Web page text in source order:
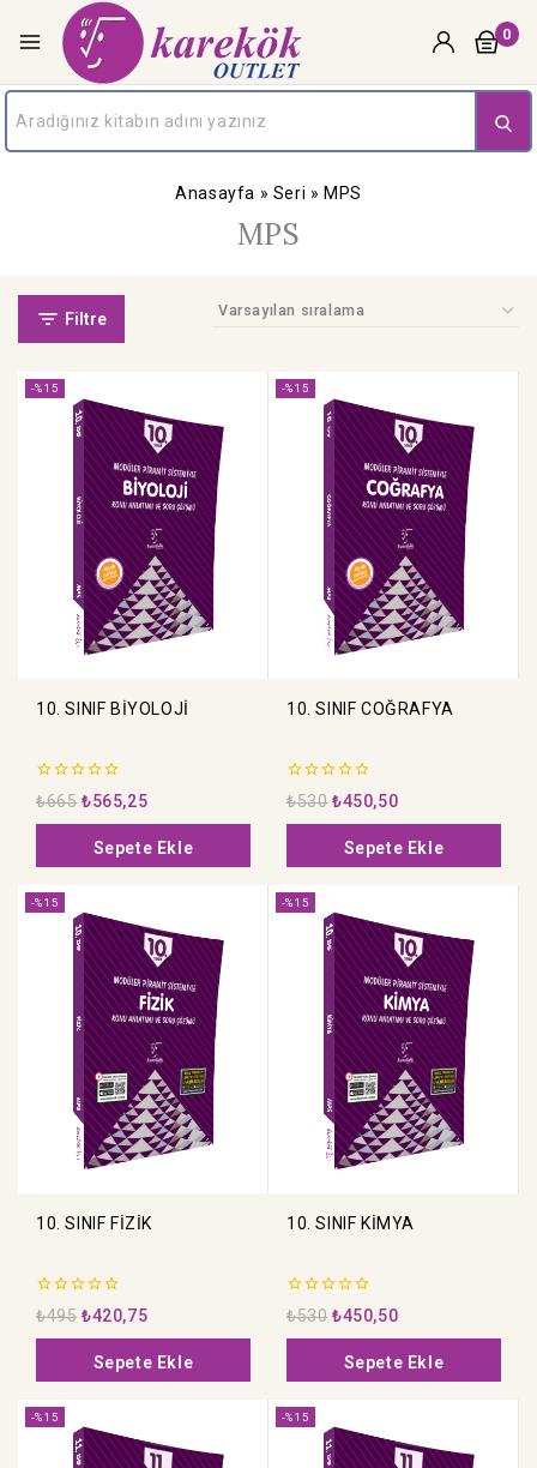
0
Anasayfa » Seri » MPS
MPS
Filtre
-%15
10. SINIF BİYOLOJİ
0
5
üzerinden
₺665 ₺565,25
Sepete Ekle
-%15
10. SINIF COĞRAFYA
0
5
üzerinden
₺530 ₺450,50
Sepete Ekle
-%15
10. SINIF FİZİK
0
5
üzerinden
₺495 ₺420,75
Sepete Ekle
-%15
10. SINIF KİMYA
0
5
üzerinden
₺530 ₺450,50
Sepete Ekle
-%15 -%15